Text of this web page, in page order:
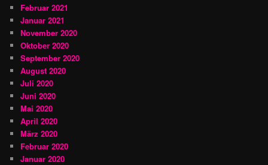
Februar 2021
Januar 2021
November 2020
Oktober 2020
September 2020
August 2020
Juli 2020
Juni 2020
Mai 2020
April 2020
März 2020
Februar 2020
Januar 2020